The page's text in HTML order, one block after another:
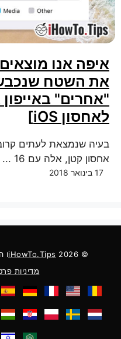
איפה אנו
את השטח
"אחרים"
לאחסון iOS]
בעיה שנמצאת לעתים
אחסון קטן, אלה עם 16 ...
17 בינואר 2018
© 2026
iHowTo.Tipsו
מדיניות